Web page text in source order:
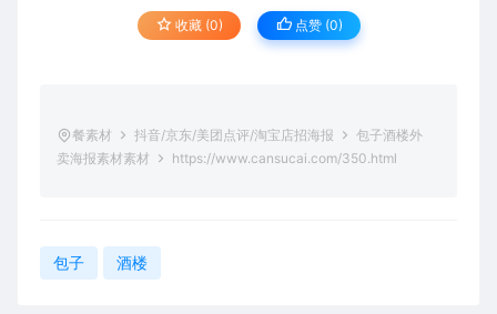
收藏 (0) 点赞 (0)
餐素材 抖音/京东/美团点评/淘宝店招海报
包子酒楼外
卖海报素材素材
https://www.cansucai.com/350.html
包子 酒楼